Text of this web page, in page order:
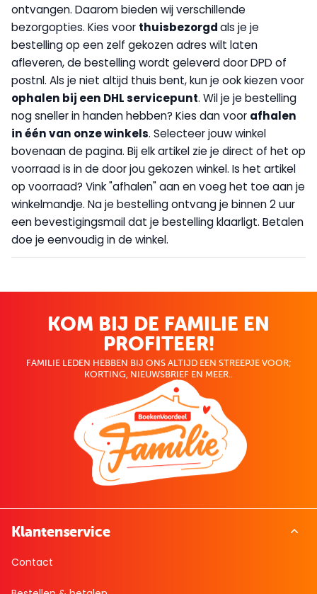
ontvangen. Daarom bieden wij verschillende
bezorgopties. Kies voor thuisbezorgdals je je
bestelling op een zelf gekozen adres wilt laten
afleveren, de bestelling wordt geleverd door DPD of
postnl. Als je niet altijd thuis bent, kun je ook kiezen voor
ophalen bij een DHL servicepunt. Wil je je bestelling
nog sneller in handen hebben? Kies dan voor afhalen
in één van onze winkels. Selecteer jouw winkel
bovenaan de pagina. Bij elk artikel zie je direct of het op
voorraad is in de door jou gekozen winkel. Is het artikel
op voorraad? Vink "afhalen" aan en voeg het toe aan je
winkelmandje. Na je bestelling ontvang je binnen 2 uur
een bevestigingsmail dat je bestelling klaarligt. Betalen
doe je eenvoudig in de winkel.
KOM BIJ DE FAMILIE EN
PROFITEER!
FAMILIE LEDEN HEBBEN BIJ ONS ALTIJD EEN STREEPJE VOOR;
KORTING, NIEUWSBRIEF EN MEER..
Klantenservice
Contact